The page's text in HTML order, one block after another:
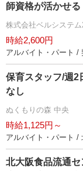
師資格が活かせる
株式会社ベルシステム
時給2,600円
アルバイト・パート /
保育スタッフ/週2
なし
ぬくもりの森 中央
時給1,125円～
アルバイト・パート /
北大阪食品流通